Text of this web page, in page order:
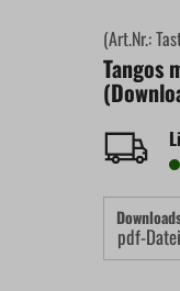
(Art.Nr.:
Tangos